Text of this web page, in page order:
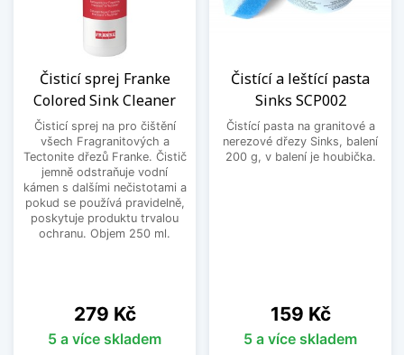
Čisticí sprej Franke
Colored Sink Cleaner
Čisticí sprej na pro čištění
všech Fragranitových a
Tectonite dřezů Franke. Čistič
jemně odstraňuje vodní
kámen s dalšími nečistotami a
pokud se používá pravidelně,
poskytuje produktu trvalou
ochranu. Objem 250 ml.
Cena
279 Kč
5 a více skladem
Čistící a leštící pasta
Sinks SCP002
Čistící pasta na granitové a
nerezové dřezy Sinks, balení
200 g, v balení je houbička.
Cena
159 Kč
5 a více skladem